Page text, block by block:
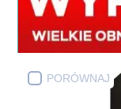
PORÓWNAJ